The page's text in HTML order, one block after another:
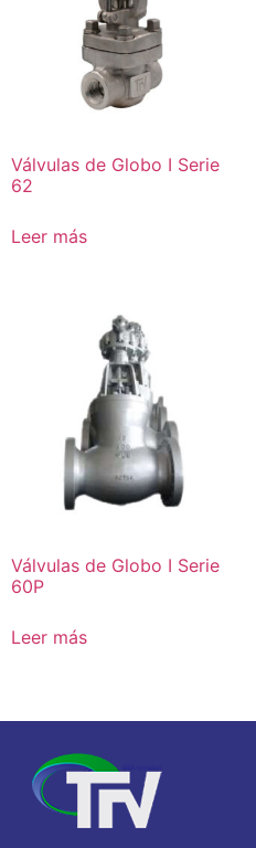
Válvulas de Globo I Serie
62
Leer más
Válvulas de Globo I Serie
60P
Leer más